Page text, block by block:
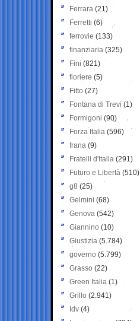
Ferrara (21)
Ferretti (6)
ferrovie (133)
finanziaria (325)
Fini (821)
fioriere (5)
Fitto (27)
Fontana di Trevi (1)
Formigoni (90)
Forza Italia (596)
frana (9)
Fratelli d'Italia (291)
Futuro e Libertà (510)
g8 (25)
Gelmini (68)
Genova (542)
Giannino (10)
Giustizia (5.784)
governo (5.799)
Grasso (22)
Green Italia (1)
Grillo (2.941)
Idv (4)